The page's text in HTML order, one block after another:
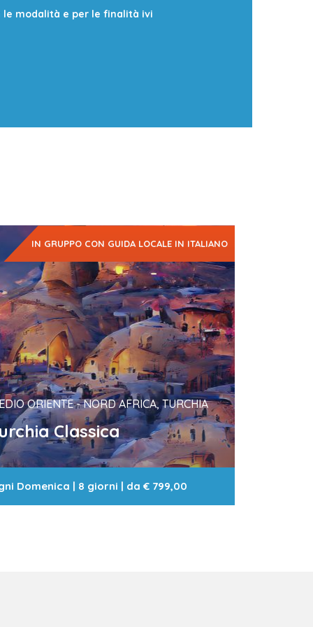
modalità e per le finalità ivi
IN GRUPPO CON GUIDA LOCALE IN ITALIANO
ORIENTE - NORD AFRICA, TURCHIA
Classica
esteso, porta d'ingresso dell'Asia Centrale e
Storia è tangibile e presente,…
Domenica | 8 giorni | da € 799,00